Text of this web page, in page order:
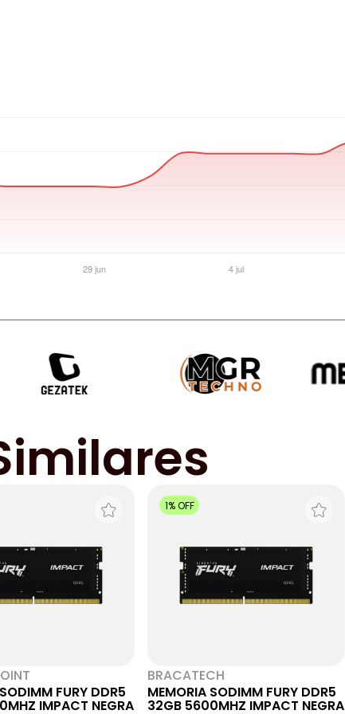
FURY DDR5
IMPACT NEGRA
1% OFF
BRACATECH
MEMORIA SODIMM FURY DDR5
32GB 5600MHZ IMPACT NEGRA